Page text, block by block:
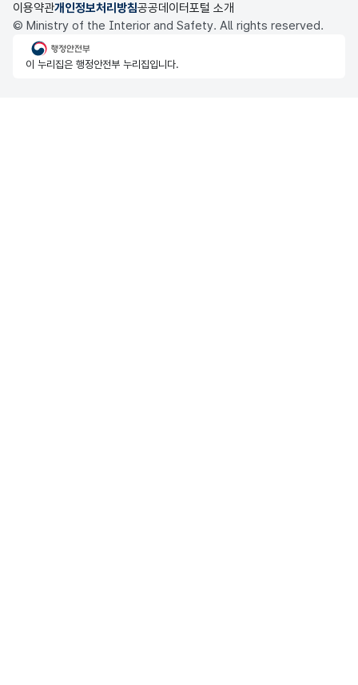
이용약관개인정보처리방침공공데이터포털 소개
© Ministry of the Interior and Safety. All rights reserved.
행정안전부
이 누리집은 행정안전부 누리집입니다.